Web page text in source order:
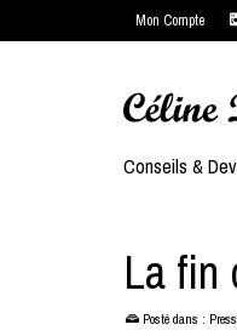
Mon Compte
Conseils &
La fin
Posté dans :